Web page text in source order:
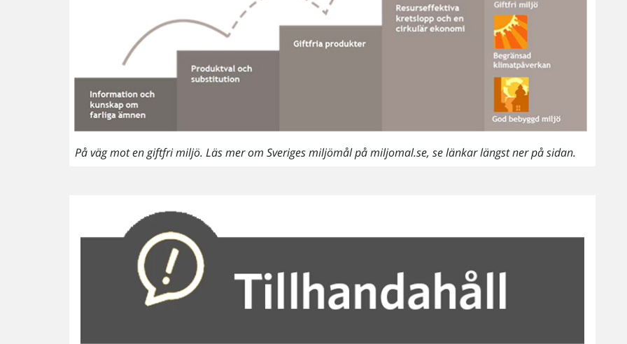
På väg mot en giftfri miljö. Läs mer om Sveriges miljömål på miljomal.se, se länkar längst ner på sidan.